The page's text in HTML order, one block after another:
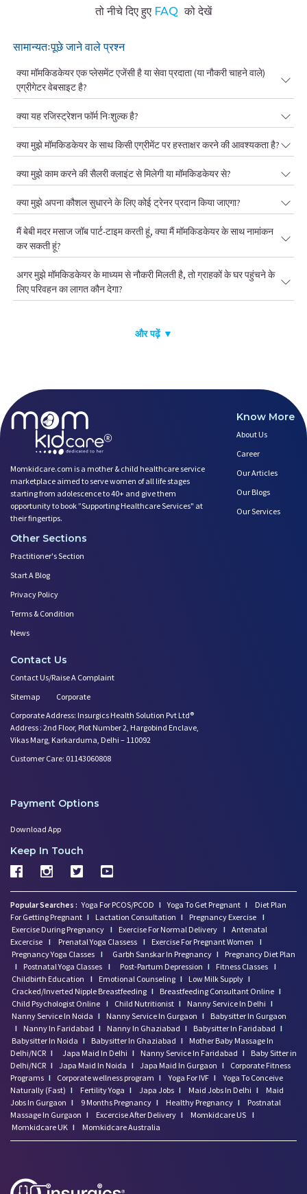
तो नीचे दिए हुए FAQ को देखें
सामान्यतःपूछे जाने वाले प्रश्न
क्या मॉमकिडकेयर एक प्लेसमेंट एजेंसी है या सेवा प्रदाता (या नौकरी चाहने वाले)
एग्रीगेटर वेबसाइट है?
क्या यह रजिस्ट्रेशन फॉर्म निःशुल्क है?
क्या मुझे मॉमकिडकेयर के साथ किसी एग्रीमेंट पर हस्ताक्षर करने की आवश्यकता है?
क्या मुझे काम करने की सैलरी क्लाइंट से मिलेगी या मॉमकिडकेयर से?
क्या मुझे अपना कौशल सुधारने के लिए कोई ट्रेनर प्रदान किया जाएगा?
मैं बेबी मदर मसाज जॉब पार्ट-टाइम करती हूं, क्या मैं मॉमकिडकेयर के साथ नामांकन
कर सकती हूं?
अगर मुझे मॉमकिडकेयर के माध्यम से नौकरी मिलती है, तो ग्राहकों के घर पहुंचने के
लिए परिवहन का लागत कौन देगा?
और पढ़ें ▼
Momkidcare.com is a mother & child healthcare service
marketplace aimed to serve women of all life stages
starting from adolescence to 40+ and give them
opportunity to book ”Supporting Healthcare Services" at
their fingertips.
Know More
About Us
Career
Our Articles
Our Blogs
Our Services
Other Sections
Practitioner's Section
Start A Blog
Privacy Policy
Terms & Condition
News
Contact Us
Contact Us/Raise A Complaint
Sitemap
Corporate
Corporate Address: Insurgics Health Solution Pvt Ltd®
Address : 2nd Floor, Plot Number 2, Hargobind Enclave,
Vikas Marg, Karkarduma, Delhi – 110092
Customer Care: 01143060808
Payment Options
Download App
Keep In Touch
Popular Searches : Yoga For PCOS/PCOD I Yoga To Get Pregnant I
Diet Plan
For Getting Pregnant I Lactation Consultation I Pregnancy Exercise I
Exercise During Pregnancy I Exercise For Normal Delivery I Antenatal
Excercise I Prenatal Yoga Classess I Exercise For Pregnant Women
I
Pregnancy Yoga Classes I Garbh Sanskar In Pregnancy I
Pregnancy Diet Plan
I
Postnatal Yoga Classes I Post-Partum Depression I Fitness Classes I
Childbirth Education
I Emotional Counseling I Low Milk Supply I
Cracked/Inverted Nipple Breastfeeding I Breastfeeding Consultant Online I
Child Psychologist Online I Child Nutritionist I Nanny Service In Delhi I
Nanny Service In Noida I Nanny Service In Gurgaon I
Babysitter In Gurgaon
I
Nanny In Faridabad I Nanny In Ghaziabad I Babysitter In Faridabad I
Babysitter In Noida I Babysitter In Ghaziabad I
Mother Baby Massage In
Delhi/NCR I Japa Maid In Delhi I Nanny Service In Faridabad I
Baby Sitter in
Delhi/NCR I Japa Maid In Noida I Japa Maid In Gurgaon I
Corporate Fitness
Programs I Corporate wellness program I Yoga For IVF I
Yoga To Conceive
Naturally (Fast) I Fertility Yoga I Japa Jobs I Maid Jobs In Delhi I
Maid
Jobs In Gurgaon I 9 Months Pregnancy I Healthy Pregnancy I
Postnatal
Massage In Gurgaon I Excercise After Delivery I Momkidcare US I
Momkidcare UK I Momkidcare Australia